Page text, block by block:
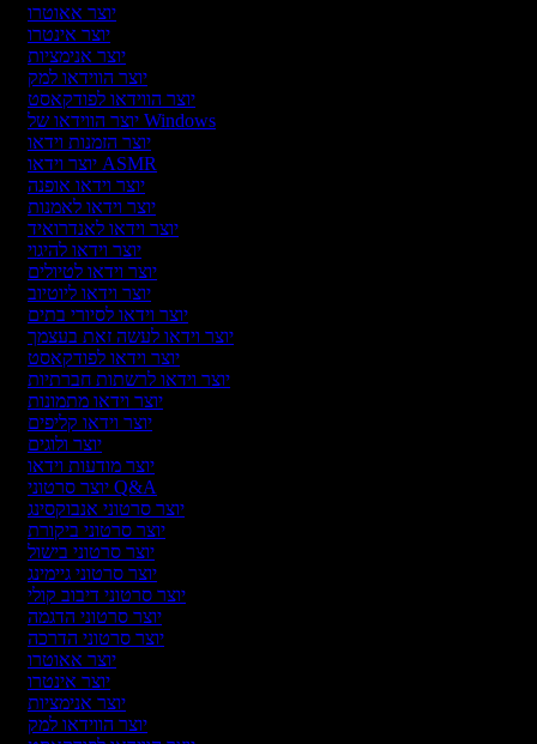
יוצר אאוטרו
יוצר אינטרו
יוצר אנימציות
יוצר הווידאו למק
יוצר הווידאו לפודקאסט
יוצר הווידאו של Windows
יוצר הזמנות וידאו
יוצר וידאו ASMR
יוצר וידאו אופנה
יוצר וידאו לאמנות
יוצר וידאו לאנדרואיד
יוצר וידאו להיגוי
יוצר וידאו לטיולים
יוצר וידאו ליוטיוב
יוצר וידאו לסיורי בתים
יוצר וידאו לעשה זאת בעצמך
יוצר וידאו לפודקאסט
יוצר וידאו לרשתות חברתיות
יוצר וידאו מתמונות
יוצר וידאו קליפים
יוצר ולוגים
יוצר מודעות וידאו
יוצר סרטוני Q&A
יוצר סרטוני אנבוקסינג
יוצר סרטוני ביקורת
יוצר סרטוני בישול
יוצר סרטוני גיימינג
יוצר סרטוני דיבוב קולי
יוצר סרטוני הדגמה
יוצר סרטוני הדרכה
יוצר אאוטרו
יוצר אינטרו
יוצר אנימציות
יוצר הווידאו למק